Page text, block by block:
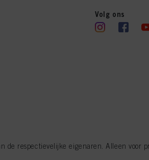
Volg ons
respectievelijke eigenaren. Alleen voor